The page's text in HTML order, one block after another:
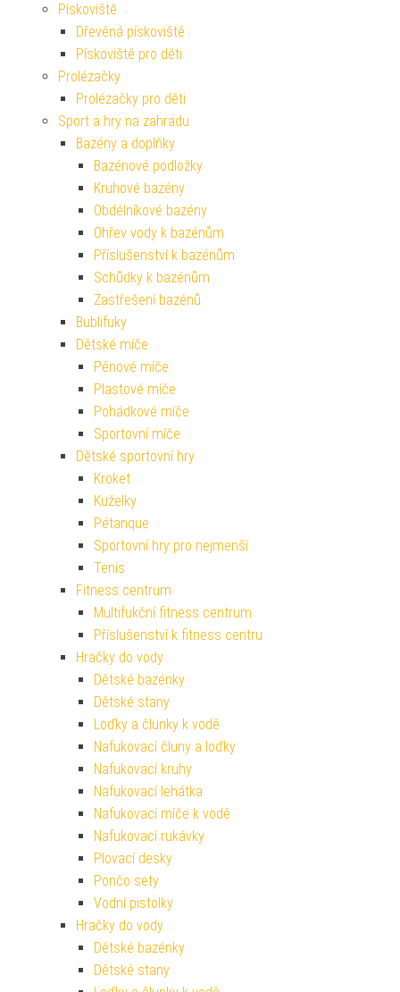
Pískoviště
Dřevěná pískoviště
Pískoviště pro děti
Prolézačky
Prolézačky pro děti
Sport a hry na zahradu
Bazény a doplňky
Bazénové podložky
Kruhové bazény
Obdélníkové bazény
Ohřev vody k bazénům
Příslušenství k bazénům
Schůdky k bazénům
Zastřešení bazénů
Bublifuky
Dětské míče
Pěnové míče
Plastové míče
Pohádkové míče
Sportovní míče
Dětské sportovní hry
Kroket
Kuželky
Pétanque
Sportovní hry pro nejmenší
Tenis
Fitness centrum
Multifukční fitness centrum
Příslušenství k fitness centru
Hračky do vody
Dětské bazénky
Dětské stany
Loďky a člunky k vodě
Nafukovací čluny a loďky
Nafukovací kruhy
Nafukovací lehátka
Nafukovací míče k vodě
Nafukovací rukávky
Plovací desky
Pončo sety
Vodní pistolky
Hračky do vody
Dětské bazénky
Dětské stany